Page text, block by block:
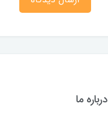
درباره ما